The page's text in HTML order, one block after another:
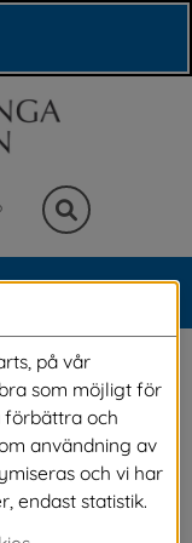
egen
kan söka till
och
på vår
som möjligt för
förbättra och
användning av
och vi har
endast statistik.